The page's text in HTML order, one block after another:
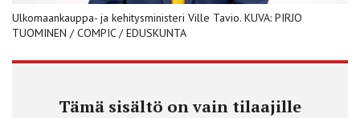
Ulkomaankauppa- ja kehitysministeri Ville Tavio. KUVA: PIRJO
TUOMINEN / COMPIC / EDUSKUNTA
Tämä sisältö on vain tilaajille